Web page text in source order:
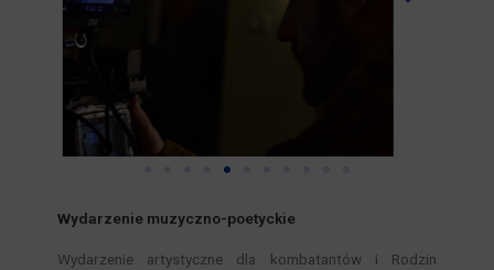
Wydarzenie muzyczno-poetyckie
Wydarzenie artystyczne dla kombatantów i Rodzin